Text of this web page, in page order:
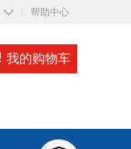
◇ 帮助中心
我的购物车